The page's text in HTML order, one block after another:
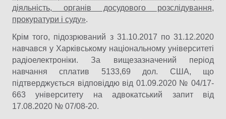
діяльність, органів досудового розслідування,
прокуратури і суду».
Крім того, підозрюваний з 31.10.2017 по 31.12.2020
навчався у Харківському національному університеті
радіоелектроніки. За вищезазначений період
навчання сплатив 5133,69 дол. США, що
підтверджується відповіддю від 01.09.2020 № 04/17-
663 університету на адвокатський запит від
17.08.2020 № 07/08-20.